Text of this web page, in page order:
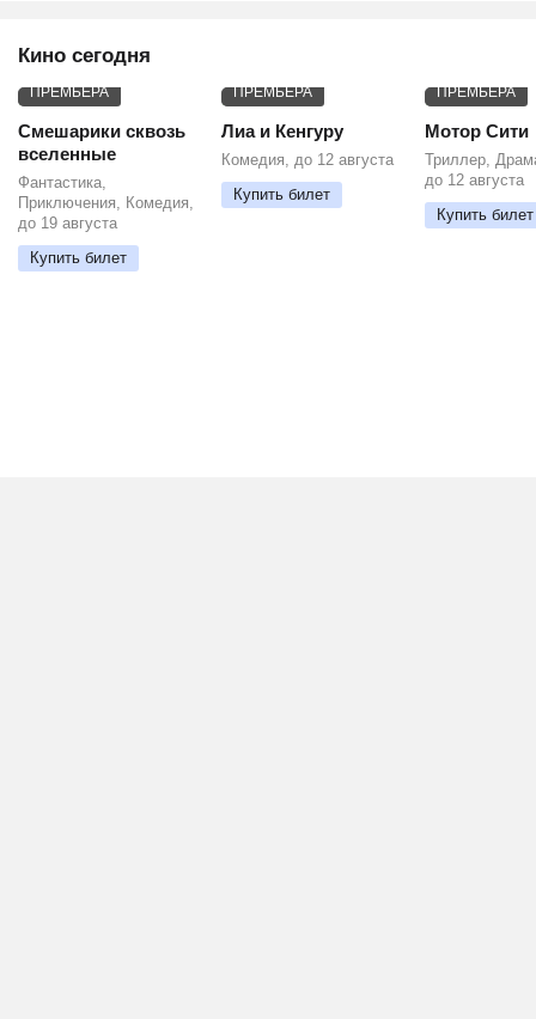
Кино сегодня
ПРЕМЬЕРА
Смешарики сквозь
вселенные
Фантастика,
Приключения, Комедия,
до 19 августа
Купить билет
ПРЕМЬЕРА
Лиа и Кенгуру
Комедия, до 12 августа
Купить билет
ПРЕМЬЕРА
Мотор Сити
Триллер,
до 12 августа
Купить билет